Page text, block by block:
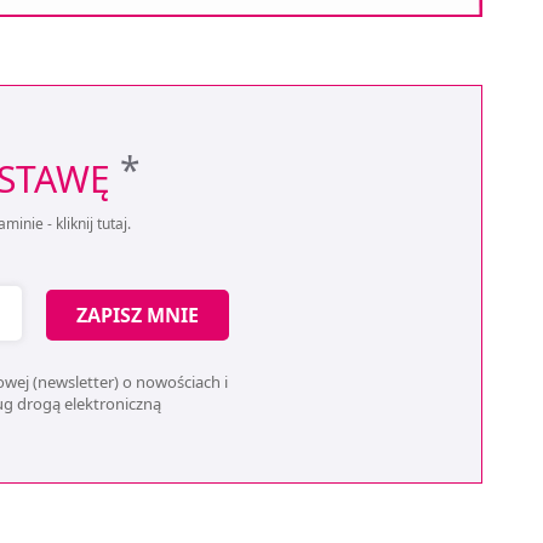
*
- kliknij tutaj.
ZAPISZ MNIE
(newsletter) o nowościach i
drogą elektroniczną